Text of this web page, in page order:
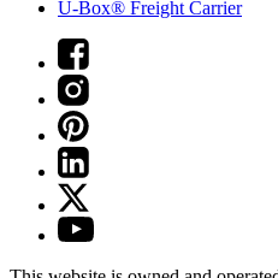
U-Box® Freight Carrier